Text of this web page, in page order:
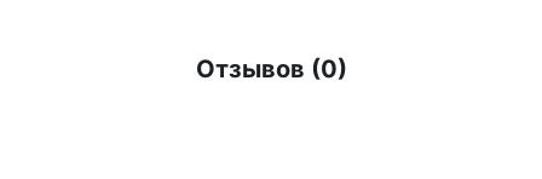
Отзывов (0)